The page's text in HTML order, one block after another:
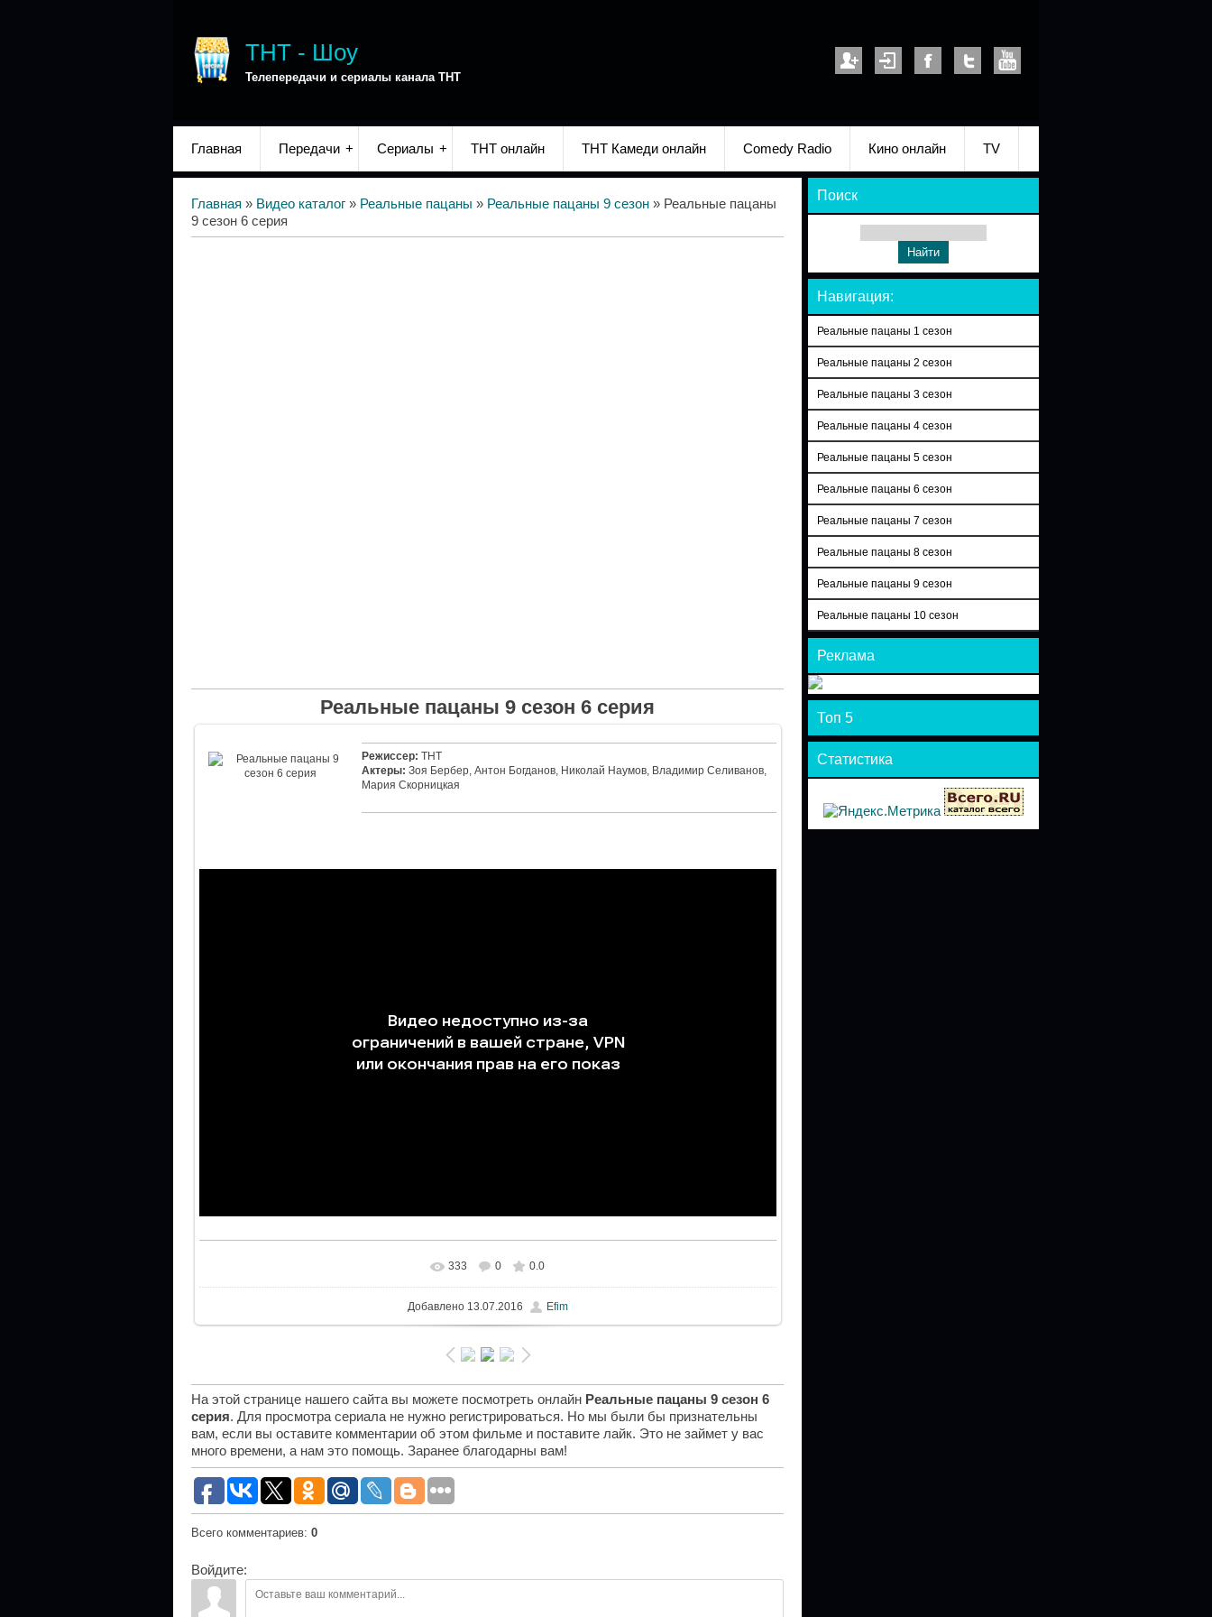
ТНТ - Шоу
Телепередачи и сериалы канала ТНТ
Главная Передачи Сериалы ТНТ онлайн ТНТ Камеди онлайн Comedy Radio Кино онлайн TV
Главная » Видео каталог » Реальные пацаны » Реальные пацаны 9 сезон » Реальные пацаны
9 сезон 6 серия
Реальные пацаны 9 сезон 6 серия
Режиссер: ТНТ
Актеры: Зоя Бербер, Антон Богданов, Николай Наумов, Владимир Селиванов,
Мария Скорницкая
333 0 0.0
Добавлено13.07.2016 Efim
На этой странице нашего сайта вы можете посмотреть онлайн Реальные пацаны 9 сезон 6
серия. Для просмотра сериала не нужно регистрироваться. Но мы были бы признательны
вам, если вы оставите комментарии об этом фильме и поставите лайк. Это не займет у вас
много времени, а нам это помощь. Заранее благодарны вам!
Всего комментариев: 0
Войдите:
Поиск
Навигация:
Реальные пацаны 1 сезон
Реальные пацаны 2 сезон
Реальные пацаны 3 сезон
Реальные пацаны 4 сезон
Реальные пацаны 5 сезон
Реальные пацаны 6 сезон
Реальные пацаны 7 сезон
Реальные пацаны 8 сезон
Реальные пацаны 9 сезон
Реальные пацаны 10 сезон
Реклама
Топ 5
Статистика